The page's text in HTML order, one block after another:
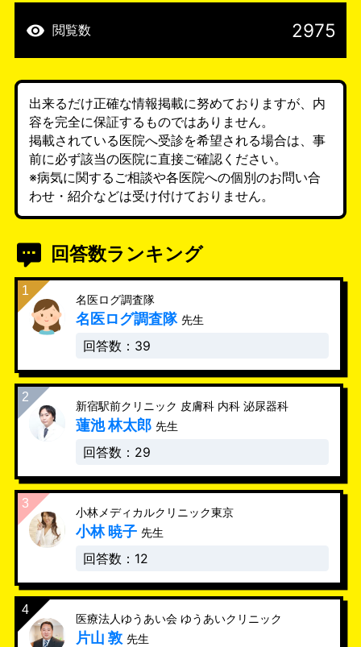
閲覧数 2975
出来るだけ正確な情報掲載に努めておりますが、内
容を完全に保証するものではありません。
掲載されている医院へ受診を希望される場合は、事
前に必ず該当の医院に直接ご確認ください。
※病気に関するご相談や各医院への個別のお問い合
わせ・紹介などは受け付けておりません。
回答数ランキング
名医ログ調査隊
名医ログ調査隊 先生
回答数：39
新宿駅前クリニック 皮膚科 内科 泌尿器科
蓮池 林太郎 先生
回答数：29
小林メディカルクリニック東京
小林 暁子 先生
回答数：12
医療法人ゆうあい会 ゆうあいクリニック
片山 敦 先生